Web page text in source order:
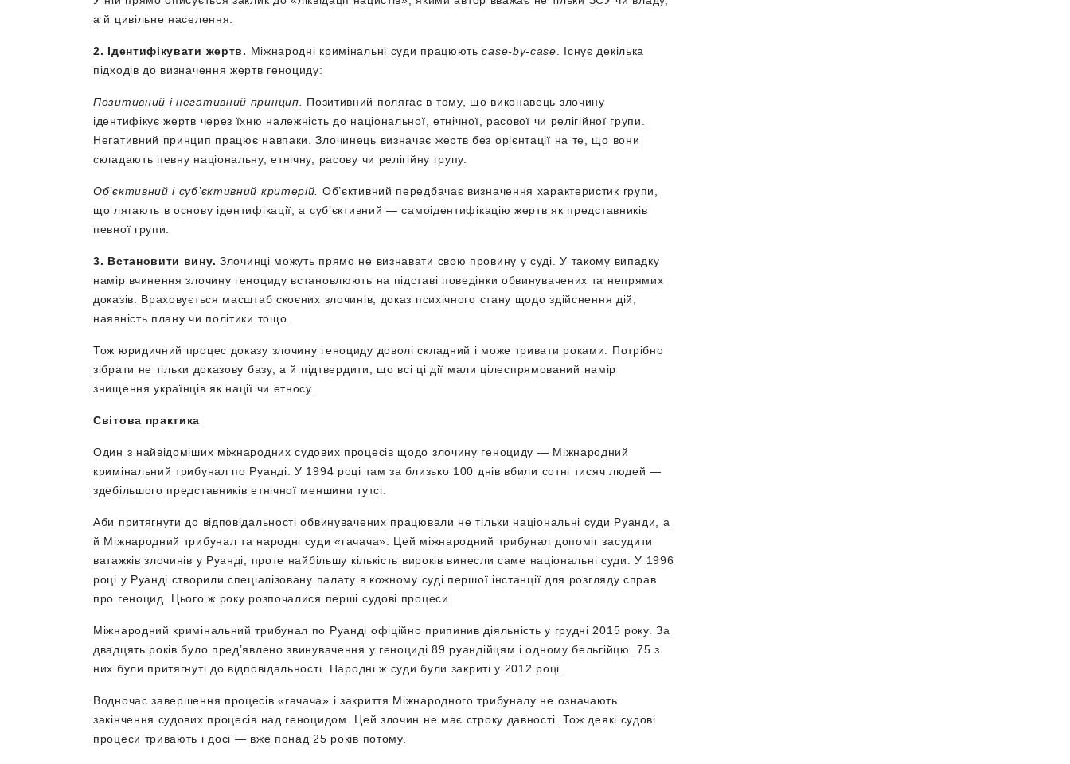
а й цивільне населення.
2. Ідентифікувати жертв. Міжнародні кримінальні суди працюютьcase-by-case . Існує декілька
підходів до визначення жертв геноциду:
Позитивний і негативний принцип. Позитивний полягає в тому, що виконавець злочину
ідентифікує жертв через їхню належність до національної, етнічної, расової чи релігійної групи.
Негативний принцип працює навпаки. Злочинець визначає жертв без орієнтації на те, що вони
складають певну національну, етнічну, расову чи релігійну групу.
Об’єктивний і суб’єктивний критерій.
Об’єктивний передбачає визначення характеристик групи,
що лягають в основу ідентифікації, а суб’єктивний — самоідентифікацію жертв як представників
певної групи.
3. Встановити вину. Злочинці можуть прямо не визнавати свою провину у суді. У такому випадку
намір вчинення злочину геноциду встановлюють на підставі поведінки обвинувачених та непрямих
доказів. Враховується масштаб скоєних злочинів, доказ психічного стану щодо здійснення дій,
наявність плану чи політики тощо.
Тож юридичний процес доказу злочину геноциду доволі складний і може тривати роками. Потрібно
зібрати не тільки доказову базу, а й підтвердити, що всі ці дії мали цілеспрямований намір
знищення українців як нації чи етносу.
Світова практика
Один з найвідоміших міжнародних судових процесів щодо злочину геноциду — Міжнародний
кримінальний трибунал по Руанді. У 1994 році там за близько 100 днів вбили сотні тисяч людей —
здебільшого представників етнічної меншини тутсі.
Аби притягнути до відповідальності обвинувачених працювали не тільки національні суди Руанди, а
й Міжнародний трибунал та народні суди «гачача». Цей міжнародний трибунал допоміг засудити
ватажків злочинів у Руанді, проте найбільшу кількість вироків винесли саме національні суди. У 1996
році у Руанді створили спеціалізовану палату в кожному суді першої інстанції для розгляду справ
про геноцид. Цього ж року розпочалися перші судові процеси.
Міжнародний кримінальний трибунал по Руанді офіційно припинив діяльність у грудні 2015 року. За
двадцять років було пред’явлено звинувачення у геноциді 89 руандійцям і одному бельгійцю. 75 з
них були притягнуті до відповідальності. Народні ж суди були закриті у 2012 році.
Водночас завершення процесів «гачача» і закриття Міжнародного трибуналу не означають
закінчення судових процесів над геноцидом. Цей злочин не має строку давності. Тож деякі судові
процеси тривають і досі — вже понад 25 років потому.